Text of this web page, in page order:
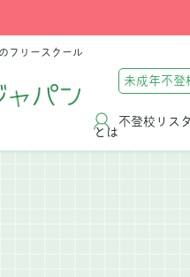
フリースクール
未成年不登
不登校リス
とは